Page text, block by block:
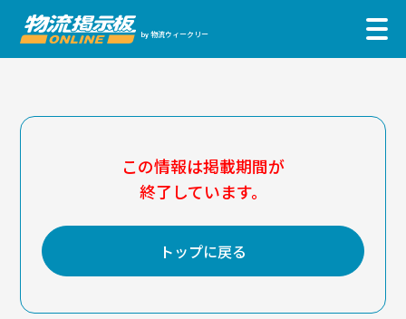
by 物流ウィークリー
この情報は掲載期間が
終了しています。
トップに戻る